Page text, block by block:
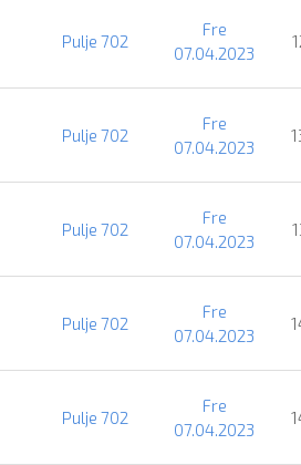
Pulje 702
Fre
07.04.2023
Pulje 702
Fre
07.04.2023
Pulje 702
Fre
07.04.2023
Pulje 702
Fre
07.04.2023
Pulje 702
Fre
07.04.2023